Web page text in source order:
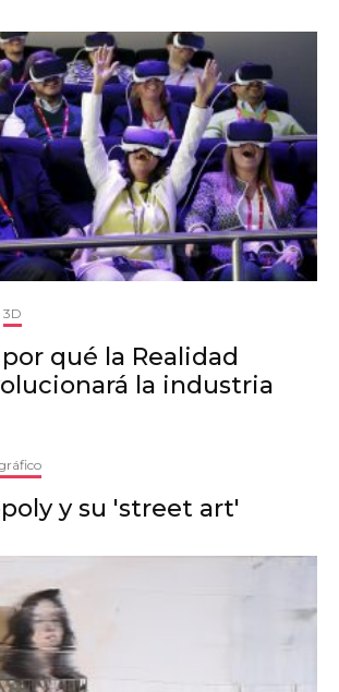
3D
qué la Realidad
la industria
y su 'street art'